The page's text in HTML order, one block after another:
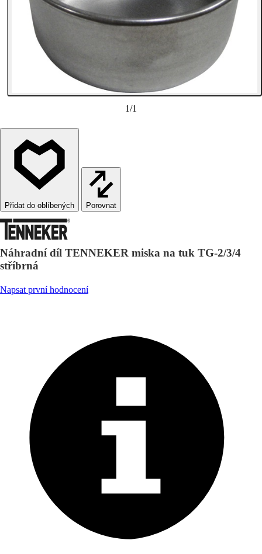
1/1
Porovnat
Náhradní díl TENNEKER miska na tuk TG-2/3/4
stříbrná
Napsat první hodnocení